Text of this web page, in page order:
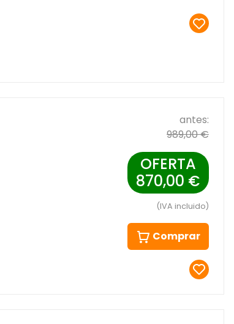
antes:
989,00 €
OFERTA
870,00 €
(IVA incluido)
Comprar